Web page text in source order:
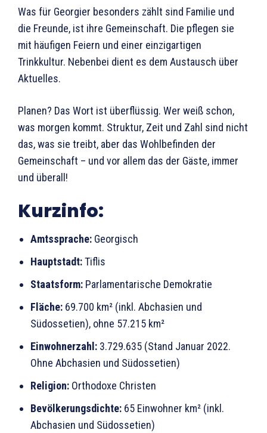
Was für Georgier besonders zählt sind Familie und
die Freunde, ist ihre Gemeinschaft. Die pflegen sie
mit häufigen Feiern und einer einzigartigen
Trinkkultur. Nebenbei dient es dem Austausch über
Aktuelles.
Planen? Das Wort ist überflüssig. Wer weiß schon,
was morgen kommt. Struktur, Zeit und Zahl sind nicht
das, was sie treibt, aber das Wohlbefinden der
Gemeinschaft – und vor allem das der Gäste, immer
und überall!
Kurzinfo:
Amtssprache: Georgisch
Hauptstadt:Tiflis
Staatsform: Parlamentarische Demokratie
Fläche: 69.700 km² (inkl. Abchasien und
Südossetien), ohne 57.215 km²
Einwohnerzahl: 3.729.635 (Stand Januar 2022.
Ohne Abchasien und Südossetien)
Religion: Orthodoxe Christen
Bevölkerungsdichte: 65 Einwohner km² (inkl.
Abchasien und Südossetien)